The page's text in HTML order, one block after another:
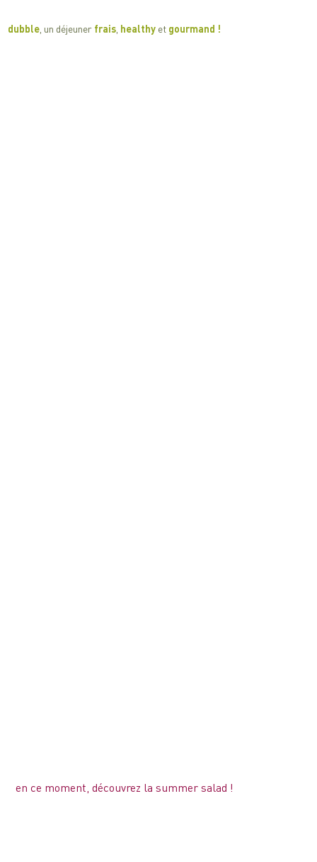
​​dubble , un déjeuner frais healthy et gourmand !
en ce moment, découvrez la summer salad !